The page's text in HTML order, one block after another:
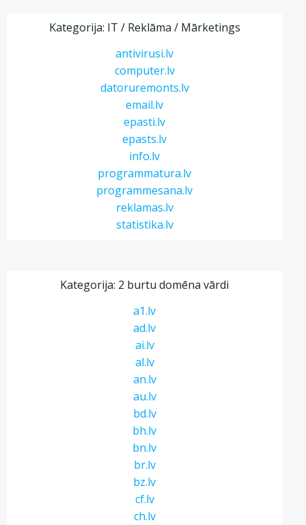
Kategorija: IT / Reklāma / Mārketings
antivirusi.lv
computer.lv
datoruremonts.lv
email.lv
epasti.lv
epasts.lv
info.lv
programmatura.lv
programmesana.lv
reklamas.lv
statistika.lv
Kategorija: 2 burtu domēna vārdi
a1.lv
ad.lv
ai.lv
al.lv
an.lv
au.lv
bd.lv
bh.lv
bn.lv
br.lv
bz.lv
cf.lv
ch.lv